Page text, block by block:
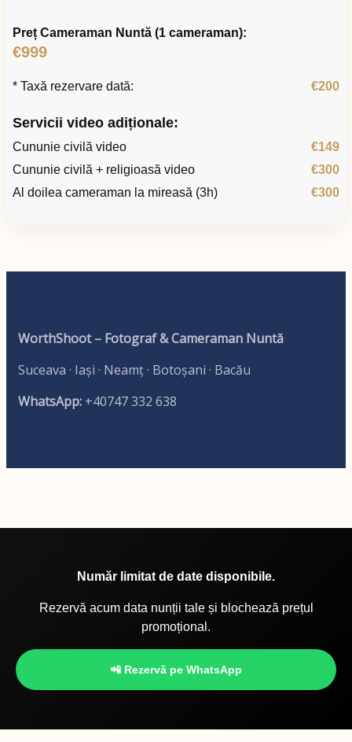
Preț Cameraman Nuntă (1 cameraman):
€999
* Taxă rezervare dată: €200
Servicii video adiționale:
Cununie civilă video
€149
Cununie civilă + religioasă video
€300
Al doilea cameraman la mireasă (3h)
€300
WorthShoot – Fotograf & Cameraman Nuntă
Suceava · Iași · Neamț · Botoșani · Bacău
WhatsApp: +40747 332 638
Număr limitat de date disponibile.
Rezervă acum data nunții tale și blochează prețul
promoțional.
📲 Rezervă pe WhatsApp